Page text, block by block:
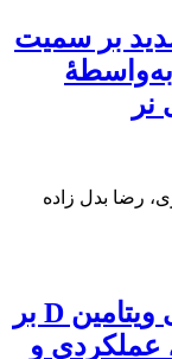
بر سمیت
رضا بدل زاده
تأثیر تمرین ترکیبی و مکمل‌دهی ویتامین D بر
و